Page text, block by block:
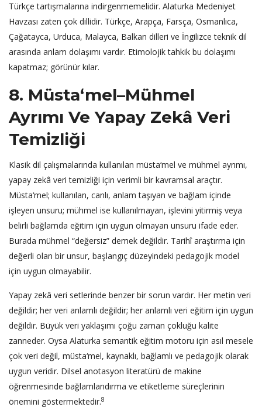
Türkçe tartışmalarına indirgenmemelidir. Alaturka Medeniyet
Havzası zaten çok dillidir. Türkçe, Arapça, Farsça, Osmanlıca,
Çağatayca, Urduca, Malayca, Balkan dilleri ve İngilizce teknik dil
arasında anlam dolaşımı vardır. Etimolojik tahkik bu dolaşımı
kapatmaz; görünür kılar.
8. Müsta‘mel–Mühmel
Ayrımı Ve Yapay Zekâ Veri
Temizliği
Klasik dil çalışmalarında kullanılan müsta‘mel ve mühmel ayrımı,
yapay zekâ veri temizliği için verimli bir kavramsal araçtır.
Müsta‘mel; kullanılan, canlı, anlam taşıyan ve bağlam içinde
işleyen unsuru; mühmel ise kullanılmayan, işlevini yitirmiş veya
belirli bağlamda eğitim için uygun olmayan unsuru ifade eder.
Burada mühmel “değersiz” demek değildir. Tarihî araştırma için
değerli olan bir unsur, başlangıç düzeyindeki pedagojik model
için uygun olmayabilir.
Yapay zekâ veri setlerinde benzer bir sorun vardır. Her metin veri
değildir; her veri anlamlı değildir; her anlamlı veri eğitim için uygun
değildir. Büyük veri yaklaşımı çoğu zaman çokluğu kalite
zanneder. Oysa Alaturka semantik eğitim motoru için asıl mesele
çok veri değil, müsta‘mel, kaynaklı, bağlamlı ve pedagojik olarak
uygun veridir. Dilsel anotasyon literatürü de makine
öğrenmesinde bağlamlandırma ve etiketleme süreçlerinin
önemini göstermektedir.8